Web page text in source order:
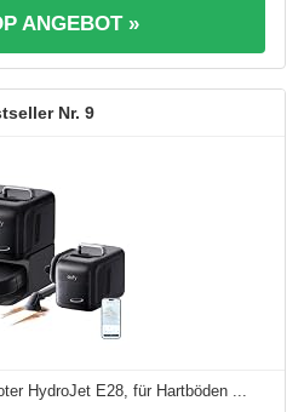
ANGEBOT »
9
HydroJet E28, für Hartböden ...